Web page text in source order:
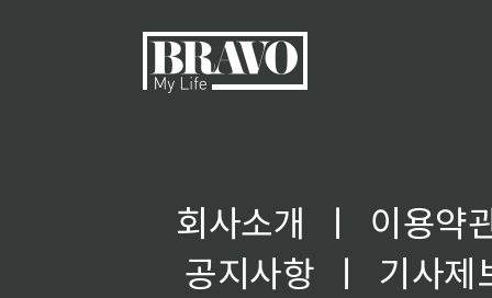
회사소개 ㅣ
이용약
공지사항
ㅣ
기사제